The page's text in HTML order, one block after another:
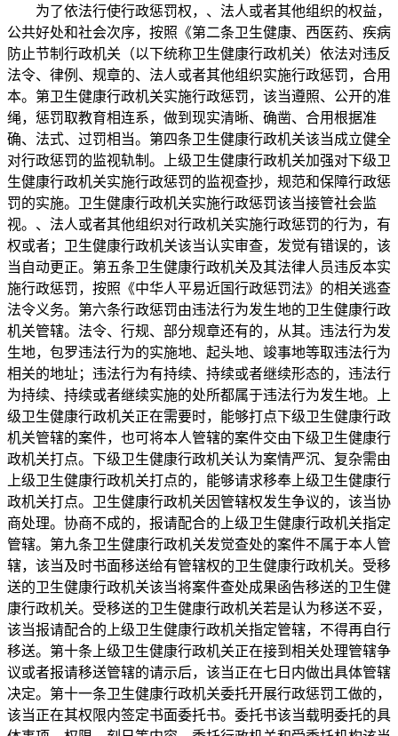
为了依法行使行政惩罚权，、法人或者其他组织的权益，
公共好处和社会次序，按照《第二条卫生健康、西医药、疾病
防止节制行政机关（以下统称卫生健康行政机关）依法对违反
法令、律例、规章的、法人或者其他组织实施行政惩罚，合用
本。第卫生健康行政机关实施行政惩罚，该当遵照、公开的准
绳，惩罚取教育相连系，做到现实清晰、确凿、合用根据准
确、法式、过罚相当。第四条卫生健康行政机关该当成立健全
对行政惩罚的监视轨制。上级卫生健康行政机关加强对下级卫
生健康行政机关实施行政惩罚的监视查抄，规范和保障行政惩
罚的实施。卫生健康行政机关实施行政惩罚该当接管社会监
视。、法人或者其他组织对行政机关实施行政惩罚的行为，有
权或者；卫生健康行政机关该当认实审查，发觉有错误的，该
当自动更正。第五条卫生健康行政机关及其法律人员违反本实
施行政惩罚，按照《中华人平易近国行政惩罚法》的相关逃查
法令义务。第六条行政惩罚由违法行为发生地的卫生健康行政
机关管辖。法令、行规、部分规章还有的，从其。违法行为发
生地，包罗违法行为的实施地、起头地、竣事地等取违法行为
相关的地址；违法行为有持续、持续或者继续形态的，违法行
为持续、持续或者继续实施的处所都属于违法行为发生地。上
级卫生健康行政机关正在需要时，能够打点下级卫生健康行政
机关管辖的案件，也可将本人管辖的案件交由下级卫生健康行
政机关打点。下级卫生健康行政机关认为案情严沉、复杂需由
上级卫生健康行政机关打点的，能够请求移奉上级卫生健康行
政机关打点。卫生健康行政机关因管辖权发生争议的，该当协
商处理。协商不成的，报请配合的上级卫生健康行政机关指定
管辖。第九条卫生健康行政机关发觉查处的案件不属于本人管
辖，该当及时书面移送给有管辖权的卫生健康行政机关。受移
送的卫生健康行政机关该当将案件查处成果函告移送的卫生健
康行政机关。受移送的卫生健康行政机关若是认为移送不妥，
该当报请配合的上级卫生健康行政机关指定管辖，不得再自行
移送。第十条上级卫生健康行政机关正在接到相关处理管辖争
议或者报请移送管辖的请示后，该当正在七日内做出具体管辖
决定。第十一条卫生健康行政机关委托开展行政惩罚工做的，
该当正在其权限内签定书面委托书。委托书该当载明委托的具